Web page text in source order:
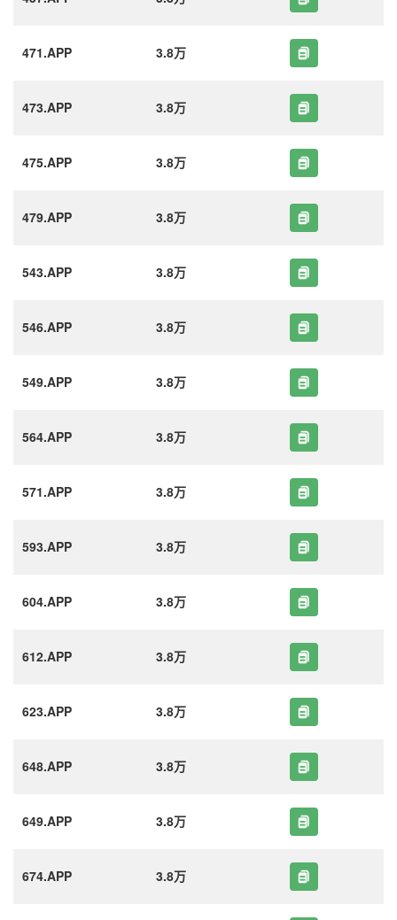
471.APP 3.8万
473.APP 3.8万
475.APP 3.8万
479.APP 3.8万
543.APP 3.8万
546.APP 3.8万
549.APP 3.8万
564.APP 3.8万
571.APP 3.8万
593.APP 3.8万
604.APP 3.8万
612.APP 3.8万
623.APP 3.8万
648.APP 3.8万
649.APP 3.8万
674.APP 3.8万